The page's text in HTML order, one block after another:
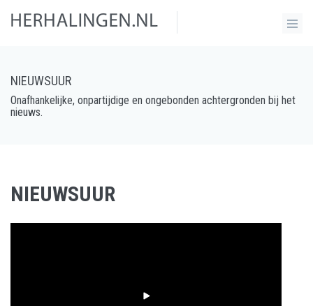
NIEUWSUUR
Onafhankelijke, onpartijdige en ongebonden achtergronden bij het
nieuws.
NIEUWSUUR